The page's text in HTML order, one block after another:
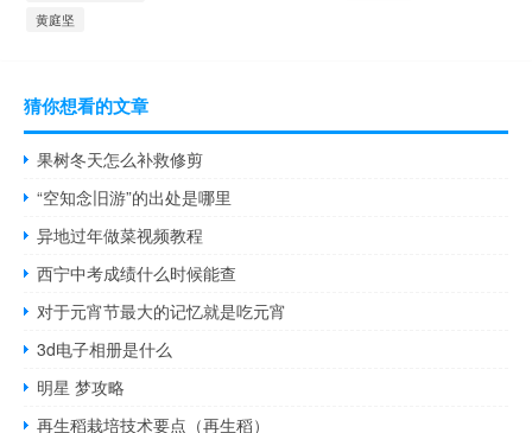
黄庭坚
猜你想看的文章
果树冬天怎么补救修剪
“空知念旧游”的出处是哪里
异地过年做菜视频教程
西宁中考成绩什么时候能查
对于元宵节最大的记忆就是吃元宵
3d电子相册是什么
明星 梦攻略
再生稻栽培技术要点（再生稻）